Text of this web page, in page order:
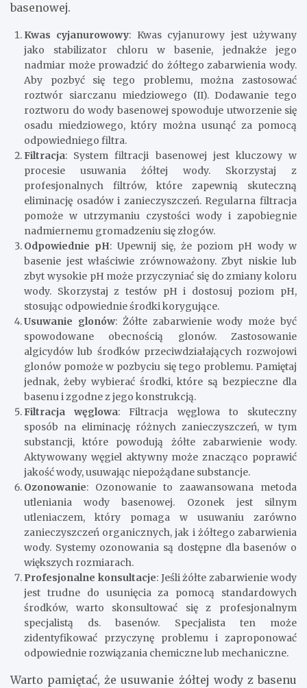
basenowej.
Kwas cyjanurowowy: Kwas cyjanurowy jest używany
jako stabilizator chloru w basenie, jednakże jego
nadmiar może prowadzić do żółtego zabarwienia wody.
Aby pozbyć się tego problemu, można zastosować
roztwór siarczanu miedziowego (II). Dodawanie tego
roztworu do wody basenowej spowoduje utworzenie się
osadu miedziowego, który można usunąć za pomocą
odpowiedniego filtra.
Filtracja: System filtracji basenowej jest kluczowy w
procesie usuwania żółtej wody. Skorzystaj z
profesjonalnych filtrów, które zapewnią skuteczną
eliminację osadów i zanieczyszczeń. Regularna filtracja
pomoże w utrzymaniu czystości wody i zapobiegnie
nadmiernemu gromadzeniu się złogów.
Odpowiednie pH: Upewnij się, że poziom pH wody w
basenie jest właściwie zrównoważony. Zbyt niskie lub
zbyt wysokie pH może przyczyniać się do zmiany koloru
wody. Skorzystaj z testów pH i dostosuj poziom pH,
stosując odpowiednie środki korygujące.
Usuwanie glonów: Żółte zabarwienie wody może być
spowodowane obecnością glonów. Zastosowanie
algicydów lub środków przeciwdziałających rozwojowi
glonów pomoże w pozbyciu się tego problemu. Pamiętaj
jednak, żeby wybierać środki, które są bezpieczne dla
basenu i zgodne z jego konstrukcją.
Filtracja węglowa: Filtracja węglowa to skuteczny
sposób na eliminację różnych zanieczyszczeń, w tym
substancji, które powodują żółte zabarwienie wody.
Aktywowany węgiel aktywny może znacząco poprawić
jakość wody, usuwając niepożądane substancje.
Ozonowanie: Ozonowanie to zaawansowana metoda
utleniania wody basenowej. Ozonek jest silnym
utleniaczem, który pomaga w usuwaniu zarówno
zanieczyszczeń organicznych, jak i żółtego zabarwienia
wody. Systemy ozonowania są dostępne dla basenów o
większych rozmiarach.
Profesjonalne konsultacje: Jeśli żółte zabarwienie wody
jest trudne do usunięcia za pomocą standardowych
środków, warto skonsultować się z profesjonalnym
specjalistą ds. basenów. Specjalista ten może
zidentyfikować przyczynę problemu i zaproponować
odpowiednie rozwiązania chemiczne lub mechaniczne.
Warto pamiętać, że usuwanie żółtej wody z basenu